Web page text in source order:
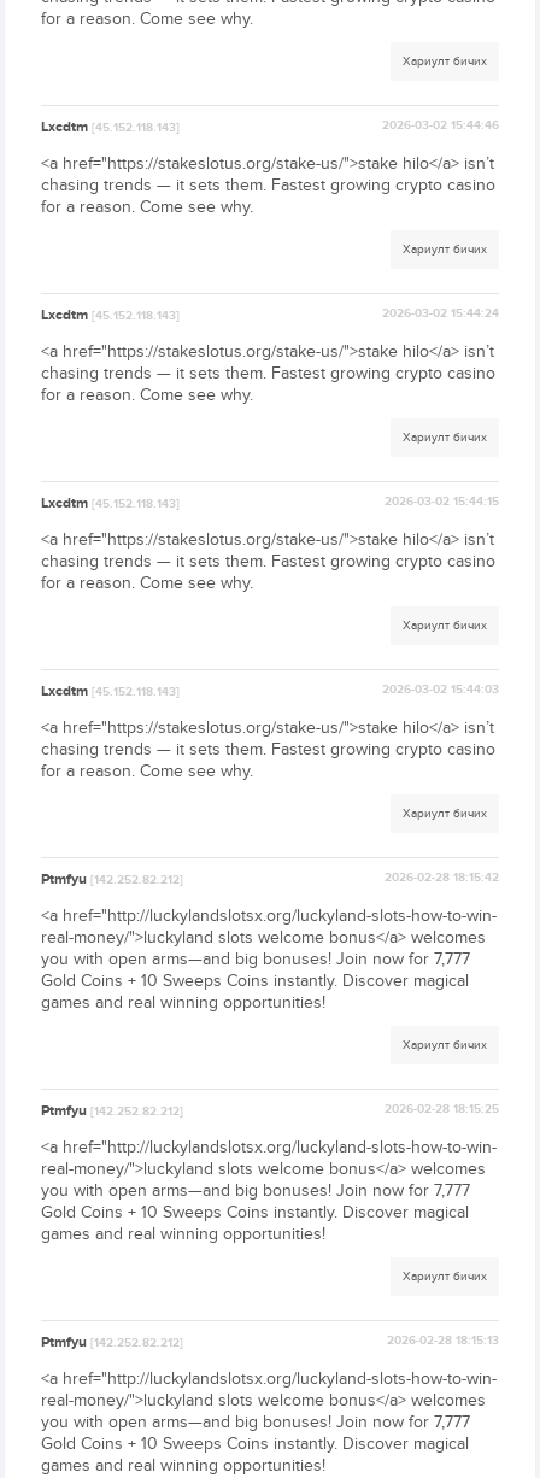
for a reason. Come see why.
Хариулт бичих
Lxcdtm[45.152.118.143] 2026-03-02 15:44:46
<a href="https://stakeslotus.org/stake-us/">stake hilo</a> isn’t
chasing trends — it sets them. Fastest growing crypto casino
for a reason. Come see why.
Хариулт бичих
Lxcdtm[45.152.118.143] 2026-03-02 15:44:24
<a href="https://stakeslotus.org/stake-us/">stake hilo</a> isn’t
chasing trends — it sets them. Fastest growing crypto casino
for a reason. Come see why.
Хариулт бичих
Lxcdtm[45.152.118.143] 2026-03-02 15:44:15
<a href="https://stakeslotus.org/stake-us/">stake hilo</a> isn’t
chasing trends — it sets them. Fastest growing crypto casino
for a reason. Come see why.
Хариулт бичих
Lxcdtm[45.152.118.143] 2026-03-02 15:44:03
<a href="https://stakeslotus.org/stake-us/">stake hilo</a> isn’t
chasing trends — it sets them. Fastest growing crypto casino
for a reason. Come see why.
Хариулт бичих
Ptmfyu[142.252.82.212] 2026-02-28 18:15:42
<a href="http://luckylandslotsx.org/luckyland-slots-how-to-win-
real-money/">luckyland slots welcome bonus</a> welcomes
you with open arms—and big bonuses! Join now for 7,777
Gold Coins + 10 Sweeps Coins instantly. Discover magical
games and real winning opportunities!
Хариулт бичих
Ptmfyu[142.252.82.212] 2026-02-28 18:15:25
<a href="http://luckylandslotsx.org/luckyland-slots-how-to-win-
real-money/">luckyland slots welcome bonus</a> welcomes
you with open arms—and big bonuses! Join now for 7,777
Gold Coins + 10 Sweeps Coins instantly. Discover magical
games and real winning opportunities!
Хариулт бичих
Ptmfyu[142.252.82.212] 2026-02-28 18:15:13
<a href="http://luckylandslotsx.org/luckyland-slots-how-to-win-
real-money/">luckyland slots welcome bonus</a> welcomes
you with open arms—and big bonuses! Join now for 7,777
Gold Coins + 10 Sweeps Coins instantly. Discover magical
games and real winning opportunities!